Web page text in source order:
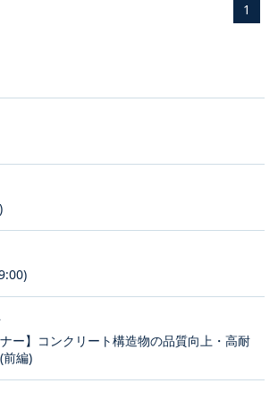
1
ナー】コンクリート構造物の品質向上・高耐
前編)